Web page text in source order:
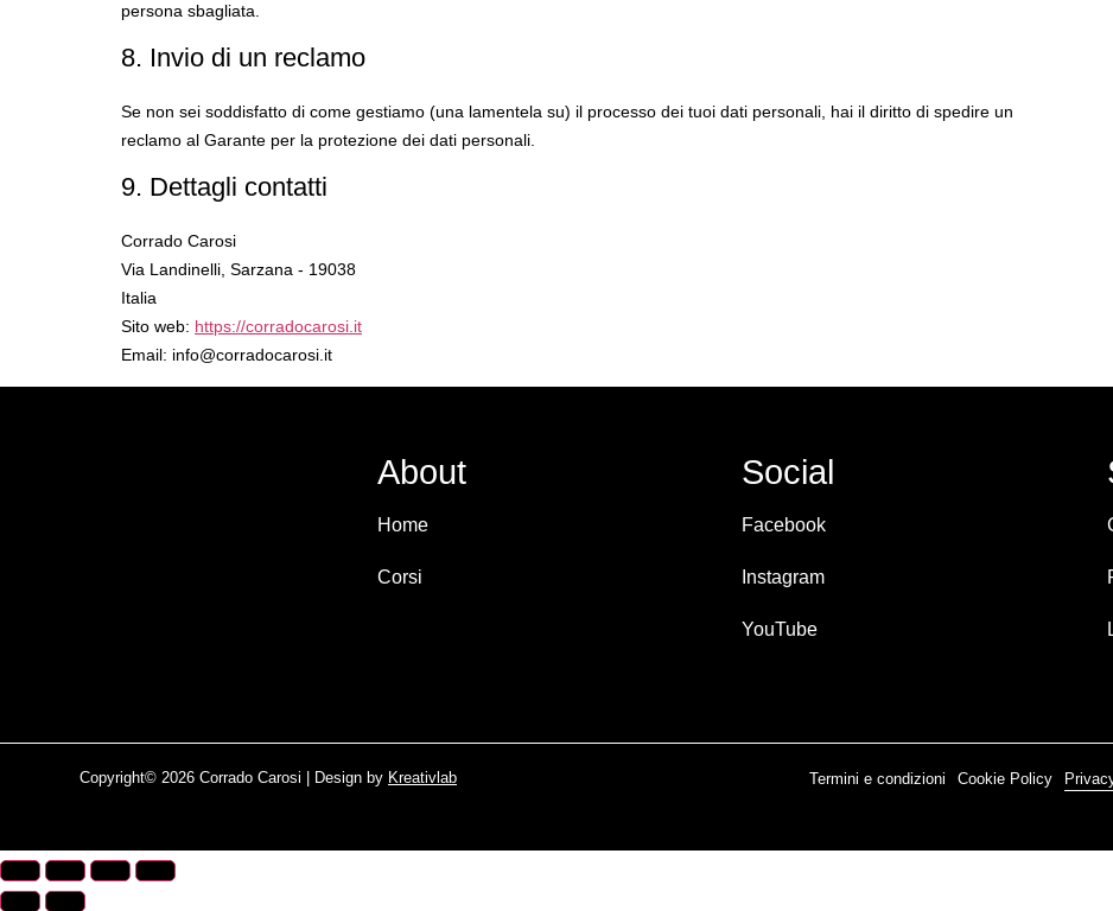
persona sbagliata.
8. Invio di un reclamo
Se non sei soddisfatto di come gestiamo (una lamentela su) il processo dei tuoi dati personali, hai il diritto di spedire un
reclamo al Garante per la protezione dei dati personali.
9. Dettagli contatti
Corrado Carosi
Via Landinelli, Sarzana - 19038
Italia
Sito web: https://corradocarosi.it
Email: info@corradocarosi.it
About
Home
Corsi
Social
Facebook
Instagram
YouTube
Copyright© 2026 Corrado Carosi | Design by Kreativlab Termini e condizioni Cookie Policy